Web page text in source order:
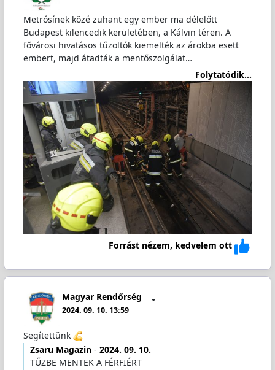
Metrósínek közé zuhant egy ember ma délelőtt
Budapest kilencedik kerületében, a Kálvin téren. A
fővárosi hivatásos tűzoltók kiemelték az árokba esett
embert, majd átadták a mentőszolgálat…
Folytatódik...
Forrást nézem, kedvelem ott
Magyar Rendőrség
2024. 09. 10. 13:59
Segítettünk
Zsaru Magazin- 2024. 09. 10.
TŰZBE MENTEK A FÉRFIÉRT